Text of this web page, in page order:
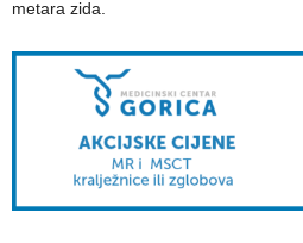
metara zida.